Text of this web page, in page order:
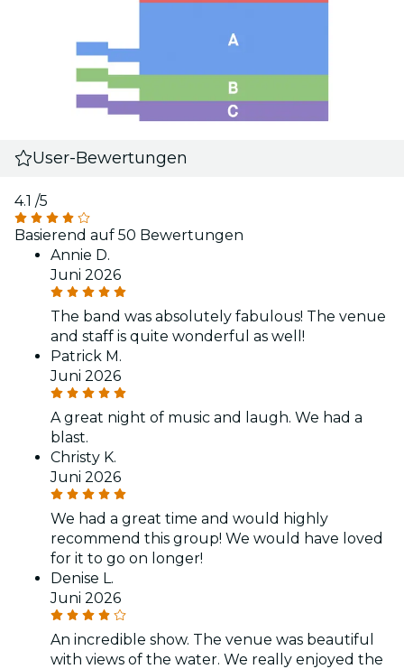
User-Bewertungen
4.1 /5
Basierend auf 50 Bewertungen
Annie D.
Juni 2026
The band was absolutely fabulous! The venue
and staff is quite wonderful as well!
Patrick M.
Juni 2026
A great night of music and laugh. We had a
blast.
Christy K.
Juni 2026
We had a great time and would highly
recommend this group! We would have loved
for it to go on longer!
Denise L.
Juni 2026
An incredible show. The venue was beautiful
with views of the water. We really enjoyed the